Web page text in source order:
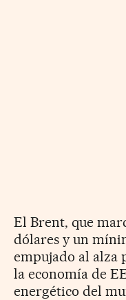
El Brent, que
dólares y un
empujado al alza
la economía de
energético del